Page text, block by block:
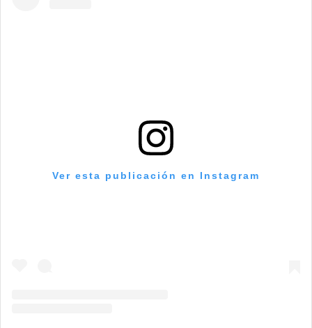
Ver esta publicación en Instagram